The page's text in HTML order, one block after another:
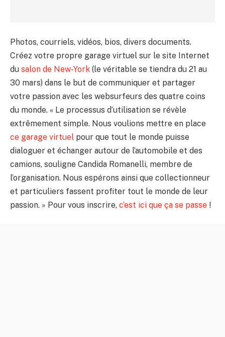
Photos, courriels, vidéos, bios, divers documents.
Créez votre propre garage virtuel sur le site Internet
du salon de New-York (le véritable se tiendra du 21 au
30 mars) dans le but de communiquer et partager
votre passion avec les websurfeurs des quatre coins
du monde. « Le processus d’utilisation se révèle
extrêmement simple. Nous voulions mettre en place
ce garage virtuel pour que tout le monde puisse
dialoguer et échanger autour de l’automobile et des
camions, souligne Candida Romanelli, membre de
l’organisation. Nous espérons ainsi que collectionneur
et particuliers fassent profiter tout le monde de leur
passion. » Pour vous inscrire, c’est ici que ça se passe !